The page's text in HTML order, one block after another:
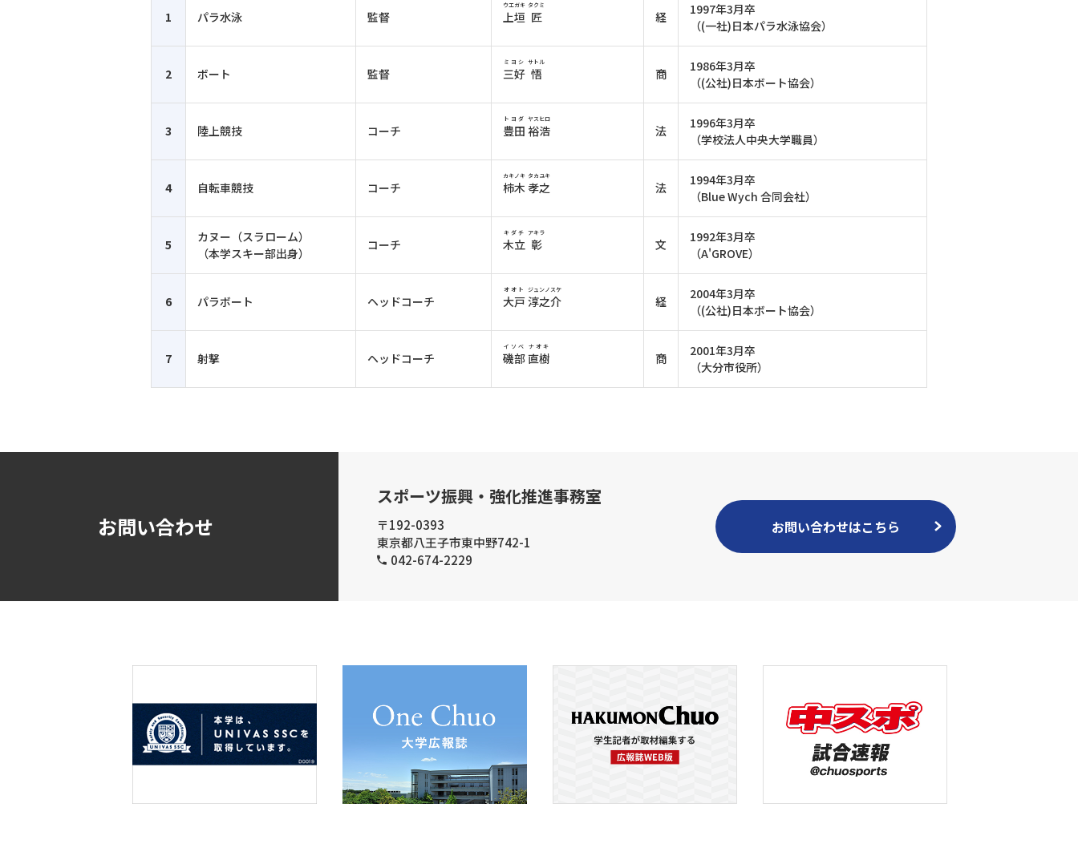
1 パラ水泳 監督 上垣
ウエガキ
匠
タクミ
経
1997年3月卒
（(一社)日本パラ水泳協会）
2 ボート 監督 三好
ミヨシ
悟
サトル
商
1986年3月卒
（(公社)日本ボート協会）
3 陸上競技 コーチ 豊田
トヨダ
裕浩
ヤスヒロ
法
1996年3月卒
（学校法人中央大学職員）
4 自転車競技 コーチ 柿木
カキノキ
孝之
タカユキ
法
1994年3月卒
（Blue Wych 合同会社）
5
カヌー（スラローム）
（本学スキー部出身）
コーチ 木立
キダチ
彰
アキラ
文
1992年3月卒
（A'GROVE）
6 パラボート ヘッドコーチ 大戸
オオト
淳之介
ジュンノスケ
経
2004年3月卒
（(公社)日本ボート協会）
7 射撃 ヘッドコーチ 磯部
イソベ
直樹
ナオキ
商
2001年3月卒
（大分市役所）
お問い合わせ
スポーツ振興・強化推進事務室
〒192-0393
東京都八王子市東中野742-1
042-674-2229
お問い合わせはこちら